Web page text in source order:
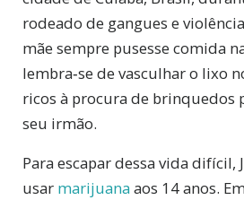
rodeado de gangues e
mãe sempre pusesse comida
lembra‑se de vasculhar o lixo
ricos à procura de brinquedos
seu irmão.
Para escapar dessa vida difícil,
usar marijuanaaos 14 anos.